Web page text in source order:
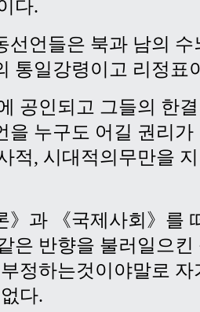
다.
선언들은 북과 남의
통일강령이고 리정표
공인되고 그들의 한
을 누구도 어길 권리
적, 시대적의무만을
》과 《국제사회》를
은 반향을 불러일으
정하는것이야말로
다.